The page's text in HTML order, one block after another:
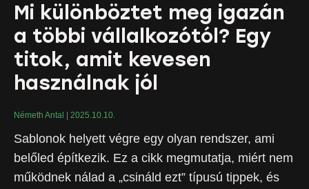
Mi különböztet meg igazán
a többi vállalkozótól? Egy
titok, amit kevesen
használnak jól
Németh Antal 2025.10.10.
Sablonok helyett végre egy olyan rendszer, ami
belőled építkezik. Ez a cikk megmutatja, miért nem
működnek nálad a „csináld ezt” típusú tippek, és